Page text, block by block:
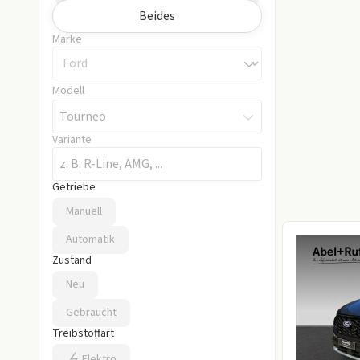
Beides
Marke
Modell
Tourneo
Variante
Getriebe
Getriebe auswählen
Manuell
Automatik
Zustand
Zustand auswählen
Neu
Gebraucht
Treibstoffart
Treibstoffart auswählen